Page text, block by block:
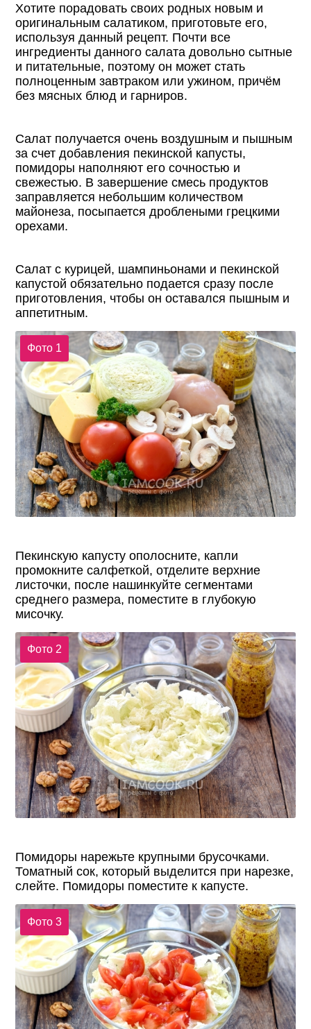
Хотите порадовать своих родных новым и
оригинальным салатиком, приготовьте его,
используя данный рецепт. Почти все
ингредиенты данного салата довольно сытные
и питательные, поэтому он может стать
полноценным завтраком или ужином, причём
без мясных блюд и гарниров.
Салат получается очень воздушным и пышным
за счет добавления пекинской капусты,
помидоры наполняют его сочностью и
свежестью. В завершение смесь продуктов
заправляется небольшим количеством
майонеза, посыпается дроблеными грецкими
орехами.
Салат с курицей, шампиньонами и пекинской
капустой обязательно подается сразу после
приготовления, чтобы он оставался пышным и
аппетитным.
Фото 1
Пекинскую капусту ополосните, капли
промокните салфеткой, отделите верхние
листочки, после нашинкуйте сегментами
среднего размера, поместите в глубокую
мисочку.
Фото 2
Помидоры нарежьте крупными брусочками.
Томатный сок, который выделится при нарезке,
слейте. Помидоры поместите к капусте.
Фото 3